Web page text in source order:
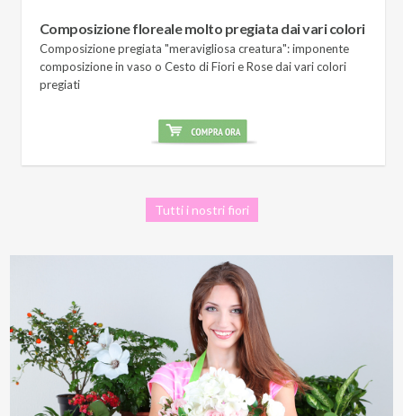
Composizione floreale molto pregiata dai vari colori
Composizione pregiata "meravigliosa creatura": imponente
composizione in vaso o Cesto di Fiori e Rose dai vari colori
pregiati
Tutti i nostri fiori